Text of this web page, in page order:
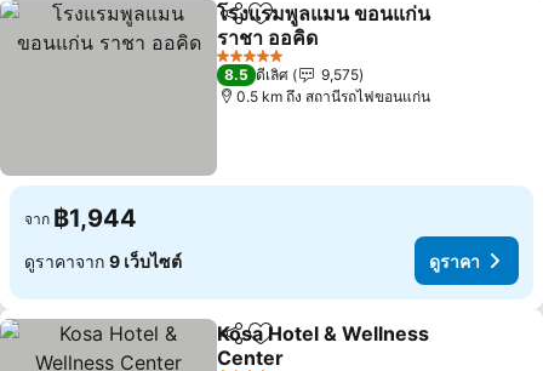
แชร์ เพิ่มในรายการโปรด
โรงแรมพูลแมน ขอนแก่น
ราชา ออคิด
5 ดาว
8.5 ดีเลิศ
9,575
0.5 km ถึง สถานีรถไฟขอนแก่น
จาก ฿1,944
ดูราคาจาก 9 เว็บไซต์ ดูราคา
แชร์ เพิ่มในรายการโปรด
Kosa Hotel & Wellness
Center